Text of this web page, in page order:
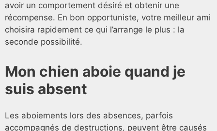
avoir un comportement désiré et obtenir une
récompense. En bon opportuniste, votre meilleur ami
choisira rapidement ce qui l’arrange le plus : la
seconde possibilité.
Mon chien aboie quand je
suis absent
Les aboiements lors des absences, parfois
accompagnés de destructions, peuvent être causés